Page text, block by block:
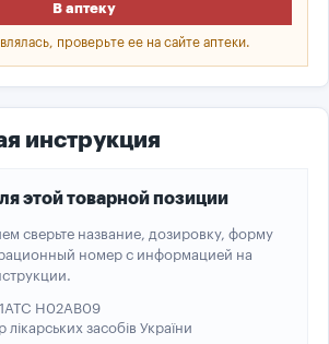
В аптеку
проверьте ее на сайте аптеки.
инструкция
этой товарной позиции
сверьте название, дозировку, форму
номер с информацией на
ATC H02AB09
засобів України